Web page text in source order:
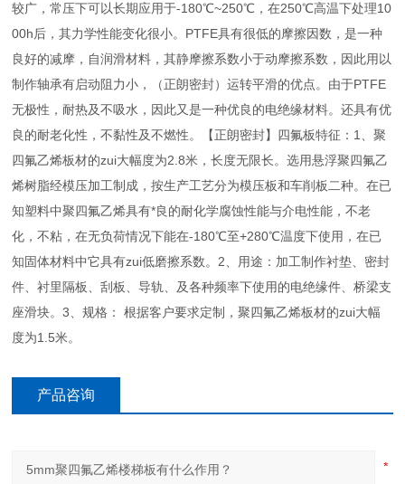
较广，常压下可以长期应用于-180℃~250℃，在250℃高温下处理10
00h后，其力学性能变化很小。PTFE具有很低的摩擦因数，是一种
良好的减摩，自润滑材料，其静摩擦系数小于动摩擦系数，因此用以
制作轴承有启动阻力小，（正朗密封）运转平滑的优点。由于PTFE
无极性，耐热及不吸水，因此又是一种优良的电绝缘材料。还具有优
良的耐老化性，不黏性及不燃性。【正朗密封】四氟板特征：1、聚
四氟乙烯板材的zui大幅度为2.8米，长度无限长。选用悬浮聚四氟乙
烯树脂经模压加工制成，按生产工艺分为模压板和车削板二种。在已
知塑料中聚四氟乙烯具有*良的耐化学腐蚀性能与介电性能，不老
化，不粘，在无负荷情况下能在-180℃至+280℃温度下使用，在已
知固体材料中它具有zui低磨擦系数。2、用途：加工制作衬垫、密封
件、衬里隔板、刮板、导轨、及各种频率下使用的电绝缘件、桥梁支
座滑块。3、规格： 根据客户要求定制，聚四氟乙烯板材的zui大幅
度为1.5米。
产品咨询